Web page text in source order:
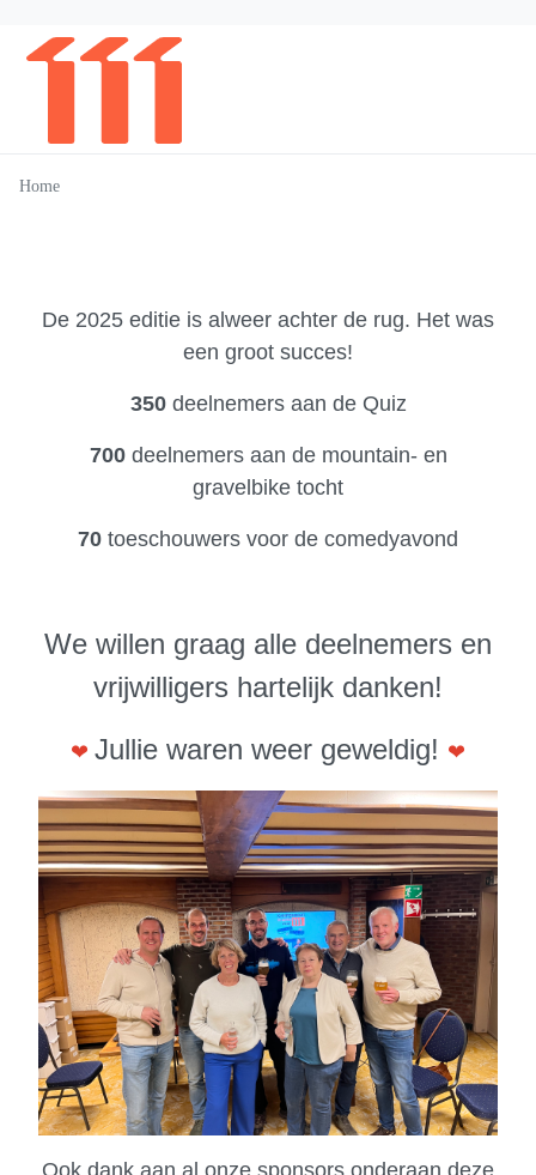
Home
De 2025 editie is alweer achter de rug. Het was
een groot succes!
350deelnemers aan de Quiz
700deelnemers aan de mountain- en
gravelbike tocht
70 toeschouwers voor de comedyavond
We willen graag alle deelnemers en
vrijwilligers hartelijk danken!
❤ Jullie waren weer geweldig! ❤